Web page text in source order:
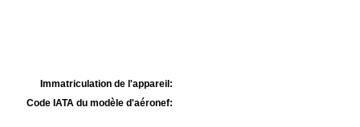
Immatriculation de l'appareil:
Code IATA du modèle d'aéronef: